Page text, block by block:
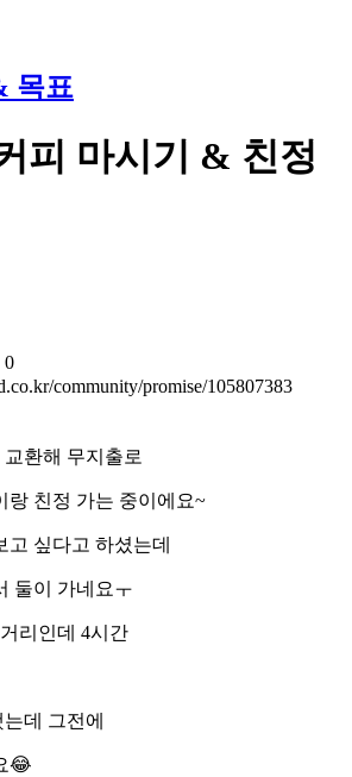
목표
피 마시기 & 친정
0
community/promise/105807383
환해 무지출로
랑 친정 가는 중이에요~
고 싶다고 하셨는데
둘이 가네요ㅜ
리인데 4시간
데 그전에
😂